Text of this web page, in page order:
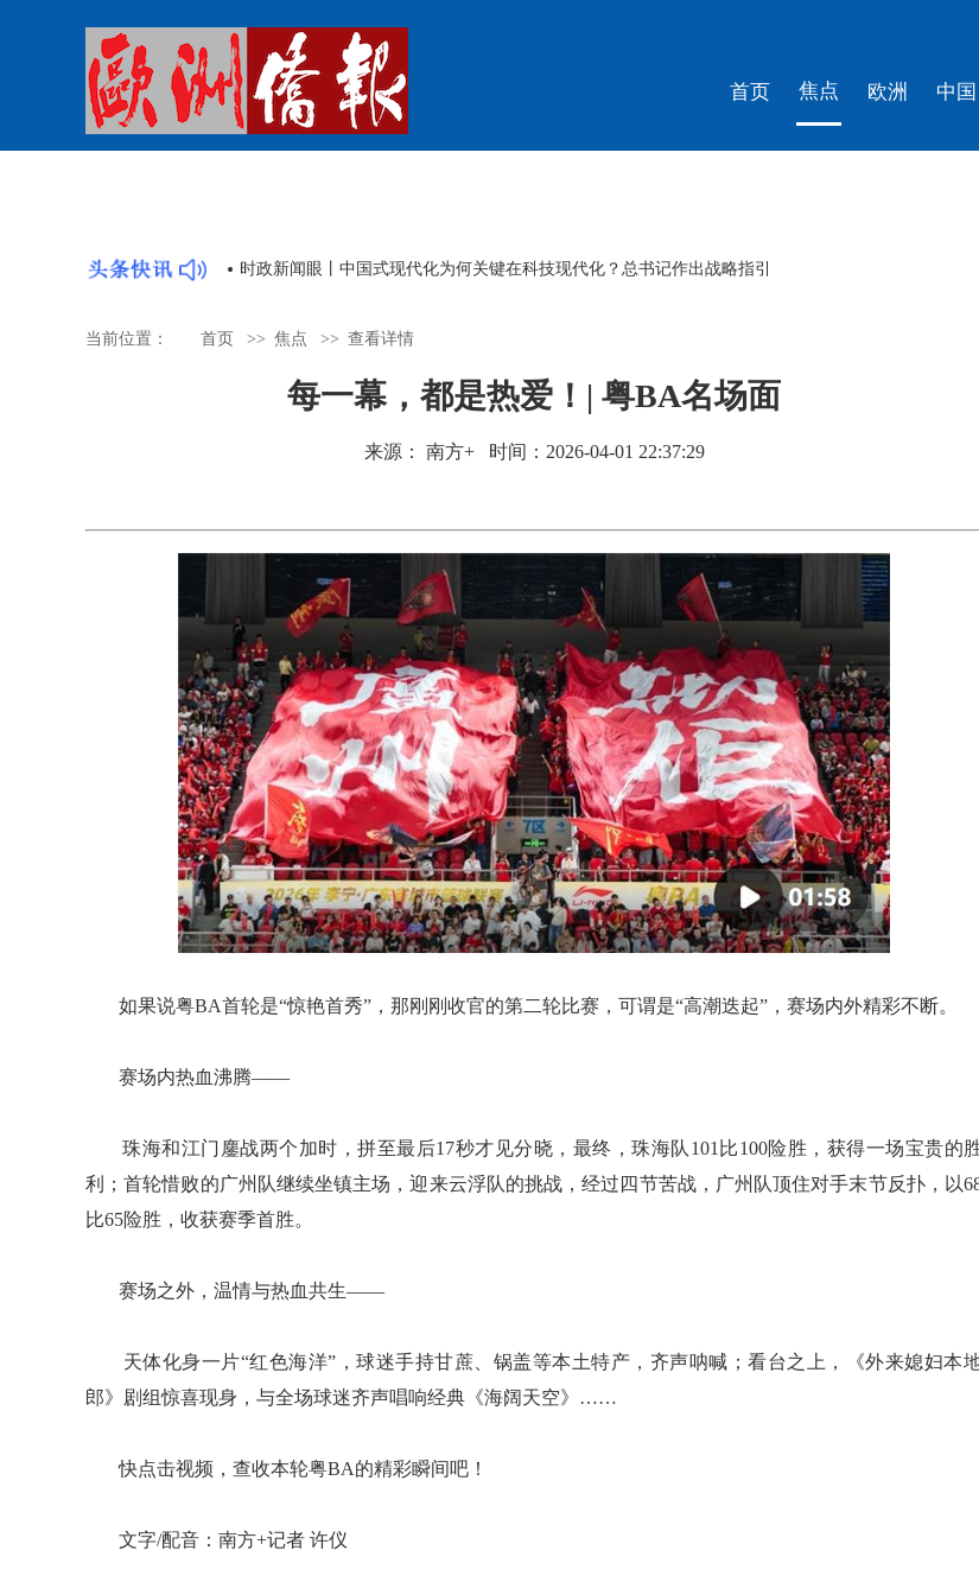
首页 焦点 欧洲 中国
时政新闻眼丨中国式现代化为何关键在科技现代化？总书记作出战略指引
当前位置： 首页 >> 焦点 >> 查看详情
每一幕，都是热爱！| 粤BA名场面
来源： 南方+ 时间：2026-04-01 22:37:29
如果说粤BA首轮是“惊艳首秀”，那刚刚收官的第二轮比赛，可谓是“高潮迭起”，赛场内外精彩不断。
赛场内热血沸腾——
珠海和江门鏖战两个加时，拼至最后17秒才见分晓，最终，珠海队101比100险胜，获得一场宝贵的
利；首轮惜败的广州队继续坐镇主场，迎来云浮队的挑战，经过四节苦战，广州队顶住对手末节反扑，以
比65险胜，收获赛季首胜。
赛场之外，温情与热血共生——
天体化身一片“红色海洋”，球迷手持甘蔗、锅盖等本土特产，齐声呐喊；看台之上，《外来媳妇本
郎》剧组惊喜现身，与全场球迷齐声唱响经典《海阔天空》……
​​​​​​​ 快点击视频，查收本轮粤BA的精彩瞬间吧！
​​​​​​​ 文字/配音：南方+记者 许仪